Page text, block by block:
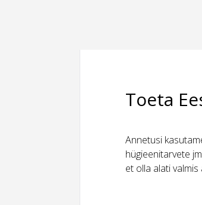
Toeta
Annetusi
hügieenitarvete
et olla alati